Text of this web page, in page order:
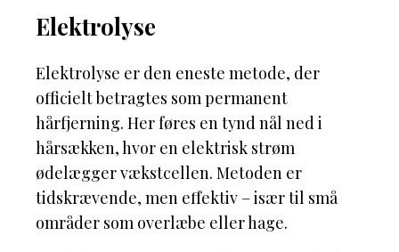
Elektrolyse
Elektrolyse er den eneste metode, der
officielt betragtes som permanent
hårfjerning. Her føres en tynd nål ned i
hårsækken, hvor en elektrisk strøm
ødelægger vækstcellen. Metoden er
tidskrævende, men effektiv – især til små
områder som overlæbe eller hage.